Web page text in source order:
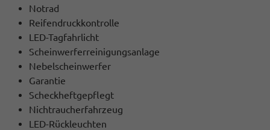
Notrad
Reifendruckkontrolle
LED-Tagfahrlicht
Scheinwerferreinigungsanlage
Nebelscheinwerfer
Garantie
Scheckheftgepflegt
Nichtraucherfahrzeug
LED-Rückleuchten